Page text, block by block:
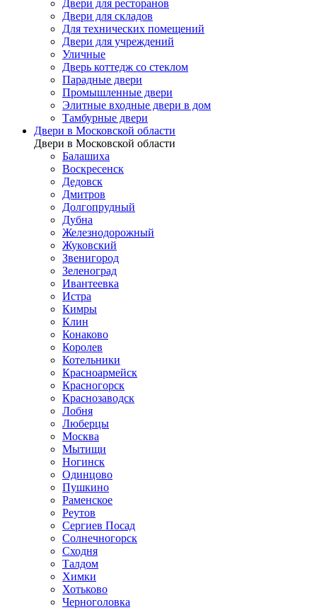
Двери для ресторанов
Двери для складов
Для технических помещений
Двери для учреждений
Уличные
Дверь коттедж со стеклом
Парадные двери
Промышленные двери
Элитные входные двери в дом
Тамбурные двери
Двери в Московской области
Двери в Московской области
Балашиха
Воскресенск
Дедовск
Дмитров
Долгопрудный
Дубна
Железнодорожный
Жуковский
Звенигород
Зеленоград
Ивантеевка
Истра
Кимры
Клин
Конаково
Королев
Котельники
Красноармейск
Красногорск
Краснозаводск
Лобня
Люберцы
Москва
Мытищи
Ногинск
Одинцово
Пушкино
Раменское
Реутов
Сергиев Посад
Солнечногорск
Сходня
Талдом
Химки
Хотьково
Черноголовка